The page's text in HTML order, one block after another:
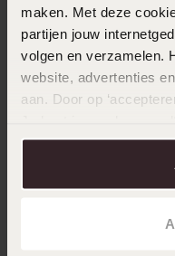
maken. Met deze
partijen jouw
volgen en verzamelen.
website, advertenties
aan. Door op
over in ons